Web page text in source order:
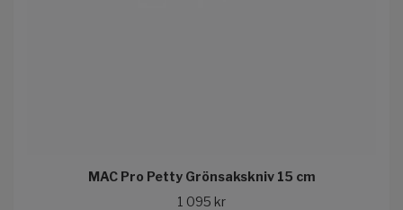
MAC Pro Petty Grönsakskniv 15 cm
1 095 kr